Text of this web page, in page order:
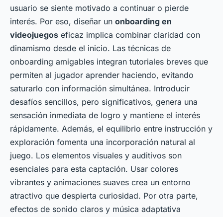
usuario se siente motivado a continuar o pierde
interés. Por eso, diseñar un onboarding en
videojuegos eficaz implica combinar claridad con
dinamismo desde el inicio. Las técnicas de
onboarding amigables integran tutoriales breves que
permiten al jugador aprender haciendo, evitando
saturarlo con información simultánea. Introducir
desafíos sencillos, pero significativos, genera una
sensación inmediata de logro y mantiene el interés
rápidamente. Además, el equilibrio entre instrucción y
exploración fomenta una incorporación natural al
juego. Los elementos visuales y auditivos son
esenciales para esta captación. Usar colores
vibrantes y animaciones suaves crea un entorno
atractivo que despierta curiosidad. Por otra parte,
efectos de sonido claros y música adaptativa